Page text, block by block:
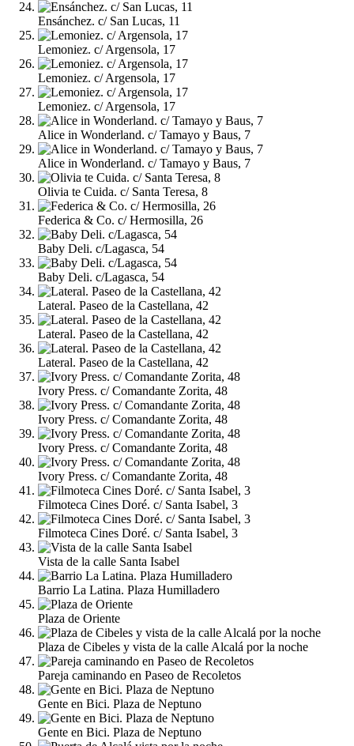
Ensánchez. c/ San Lucas, 11
Lemoniez. c/ Argensola, 17
Lemoniez. c/ Argensola, 17
Lemoniez. c/ Argensola, 17
Alice in Wonderland. c/ Tamayo y Baus, 7
Alice in Wonderland. c/ Tamayo y Baus, 7
Olivia te Cuida. c/ Santa Teresa, 8
Federica & Co. c/ Hermosilla, 26
Baby Deli. c/Lagasca, 54
Baby Deli. c/Lagasca, 54
Lateral. Paseo de la Castellana, 42
Lateral. Paseo de la Castellana, 42
Lateral. Paseo de la Castellana, 42
Ivory Press. c/ Comandante Zorita, 48
Ivory Press. c/ Comandante Zorita, 48
Ivory Press. c/ Comandante Zorita, 48
Ivory Press. c/ Comandante Zorita, 48
Filmoteca Cines Doré. c/ Santa Isabel, 3
Filmoteca Cines Doré. c/ Santa Isabel, 3
Vista de la calle Santa Isabel
Barrio La Latina. Plaza Humilladero
Plaza de Oriente
Plaza de Cibeles y vista de la calle Alcalá por la noche
Pareja caminando en Paseo de Recoletos
Gente en Bici. Plaza de Neptuno
Gente en Bici. Plaza de Neptuno